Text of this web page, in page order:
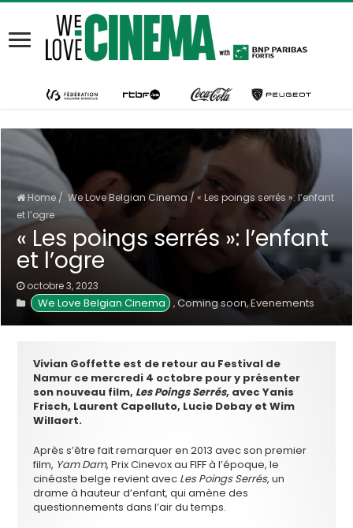
Home / We Love Belgian Cinema / « Les poings serrés »: l’enfant
et l’ogre
« Les poings serrés »: l’enfant
et l’ogre
octobre 3, 2023
We Love Belgian Cinema ,Coming soon,Evenements
Vivian Goffette est de retour au Festival de
Namur ce mercredi 4 octobre pour y présenter
son nouveau film, Les Poings Serrés, avec Yanis
Frisch, Laurent Capelluto, Lucie Debay et Wim
Willaert.
Après s’être fait remarquer en 2013 avec son premier
film, Yam Dam, Prix Cinevox au FIFF à l’époque, le
cinéaste belge revient avec Les Poings Serrés, un
drame à hauteur d’enfant, qui amène des
questionnements dans l’air du temps.